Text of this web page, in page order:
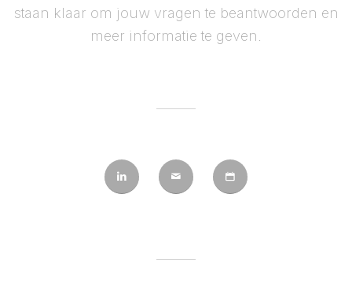
staan klaar om jouw vragen te beantwoorden en
meer informatie te geven.